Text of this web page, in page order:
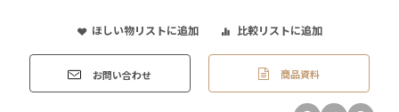
ほしい物リストに追加 比較リストに追加
お問い合わせ 商品資料